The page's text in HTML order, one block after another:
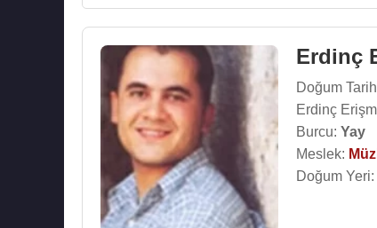
Erdinç
Doğum
Erdinç
Burcu: Yay
Meslek:
Doğum Yeri: